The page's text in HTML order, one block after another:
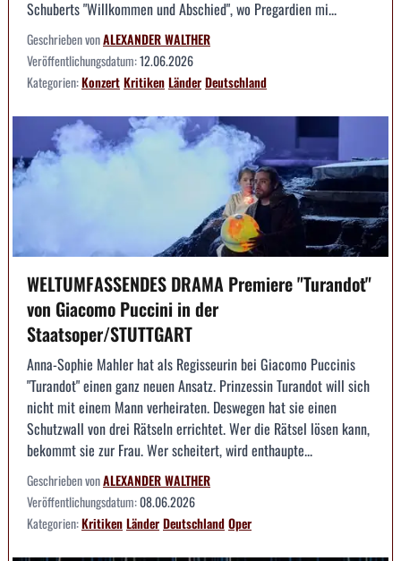
Schuberts "Willkommen und Abschied", wo Pregardien mi...
Geschrieben vonALEXANDER WALTHER
Veröffentlichungsdatum:12.06.2026
Kategorien:KonzertKritikenLänderDeutschland
WELTUMFASSENDES DRAMA Premiere "Turandot"
von Giacomo Puccini in der
Staatsoper/STUTTGART
Anna-Sophie Mahler hat als Regisseurin bei Giacomo Puccinis
"Turandot" einen ganz neuen Ansatz. Prinzessin Turandot will sich
nicht mit einem Mann verheiraten. Deswegen hat sie einen
Schutzwall von drei Rätseln errichtet. Wer die Rätsel lösen kann,
bekommt sie zur Frau. Wer scheitert, wird enthaupte...
Geschrieben vonALEXANDER WALTHER
Veröffentlichungsdatum:08.06.2026
Kategorien:KritikenLänderDeutschlandOper